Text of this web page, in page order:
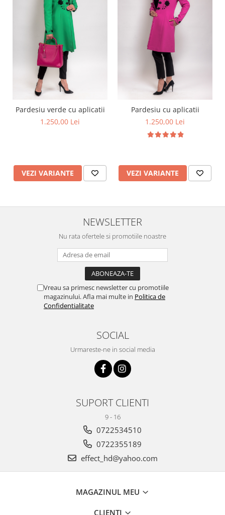
Pardesiu verde cu aplicatii
1.250,00 Lei
VEZI VARIANTE
Pardesiu cu aplicatii
1.250,00 Lei
VEZI VARIANTE
NEWSLETTER
Nu rata ofertele si promotiile noastre
Vreau sa primesc newsletter cu promotiile
magazinului. Afla mai multe in Politica de
Confidentialitate
SOCIAL
Urmareste-ne in social media
SUPORT CLIENTI
9 - 16
0722534510
0722355189
effect_hd@yahoo.com
MAGAZINUL MEU
CLIENTI